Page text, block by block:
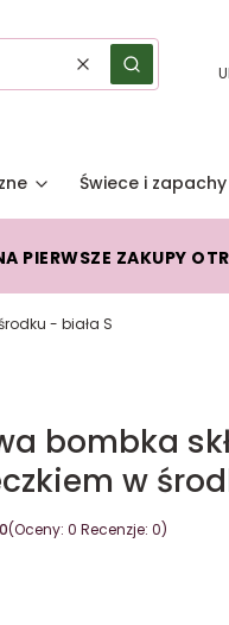
WyczyśćSzukaj
Świece i zapachy
PIERWSZE ZAKUPY
- biała S
bombka
w
(Oceny: 0 Recenzje: 0)